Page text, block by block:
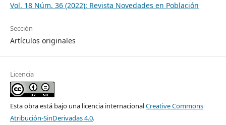
Vol. 18 Núm. 36 (2022): Revista Novedades en Población
Sección
Artículos originales
Licencia
Esta obra está bajo una licencia internacionalCreative Commons
Atribución-SinDerivadas 4.0.